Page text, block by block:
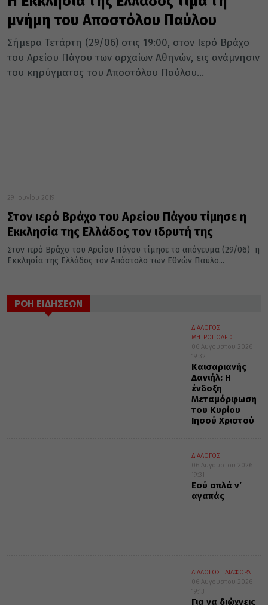
μνήμη του Αποστόλου Παύλου
Σήμερα Τετάρτη (29/06) στις 19:00, στον Ιερό Βράχο
του Αρείου Πάγου των αρχαίων Αθηνών, εις ανάμνησιν
του κηρύγματος του Αποστόλου Παύλου...
29 Ιουνίου 2019
Στον ιερό Βράχο του Αρείου Πάγου τίμησε η
Εκκλησία της Ελλάδος τον ιδρυτή της
Στον ιερό Βράχο του Αρείου Πάγου τίμησε το απόγευμα (29/06) η
Εκκλησία της Ελλάδος τον Απόστολο των Εθνών Παύλο...
ΡΟΗ ΕΙΔΗΣΕΩΝ
ΔΙΑΛΟΓΟΣ
ΜΗΤΡΟΠΟΛΕΙΣ
06 Αυγούστου 2026
19:32
Καισαριανής
Δανιήλ: Η
ένδοξη
Μεταμόρφωση
του Κυρίου
Ιησού Χριστού
ΔΙΑΛΟΓΟΣ
06 Αυγούστου 2026
19:31
Εσύ απλά ν’
αγαπάς
ΔΙΑΛΟΓΟΣ
ΔΙΑΦΟΡΑ
06 Αυγούστου 2026
19:13
Για να διώχνεις